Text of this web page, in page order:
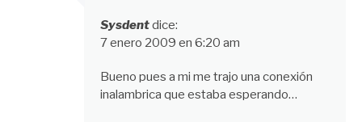
Sysdentdice:
7 enero 2009 en 6:20 am
Bueno pues a mi me trajo una conexión
inalambrica que estaba esperando…